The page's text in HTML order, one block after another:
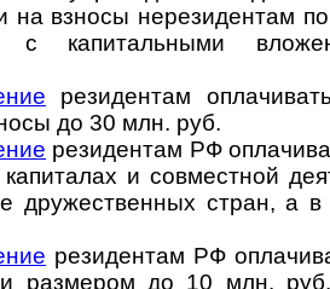
на взносы нере­зи­ден­там
с капи­таль­ными
резидентам
до 30 млн. руб.
резидентам РФ
и со­вмест­ной
дру­жест­вен­ных стран, а
резидентам РФ
раз­ме­ром до 10 млн. руб.